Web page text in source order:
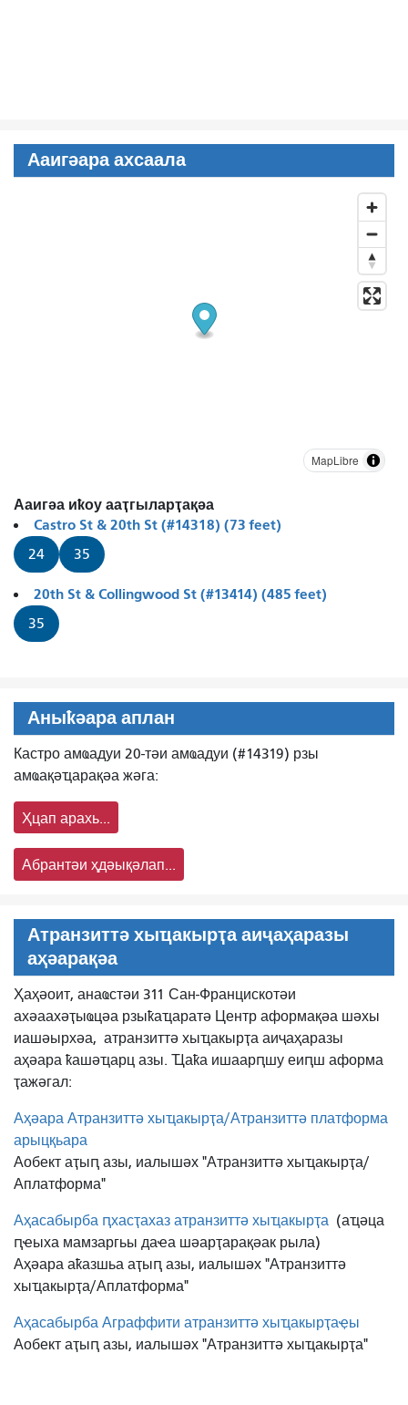
Ааигәара ахсаала
MapLibre
Ааигәа иҟоу ааҭгыларҭақәа
Castro St & 20th St (#14318) (73 feet)
24 35
20th St & Collingwood St (#13414) (485 feet)
35
Аныҟәара аплан
Кастро амҩадуи 20-тәи амҩадуи (#14319) рзы
амҩақәҵарақәа жәга:
Ҳцап арахь...
Абрантәи ҳдәықәлап...
Атранзиттә хыҵакырҭа аиҷаҳаразы
аҳәарақәа
Ҳаҳәоит, анаҩстәи 311 Сан-Францискотәи
ахәаахәҭыҩцәа рзыҟаҵаратә Центр аформақәа шәхы
иашәырхәа, атранзиттә хыҵакырҭа аиҷаҳаразы
аҳәара ҟашәҵарц азы. Ҵаҟа ишаарԥшу еиԥш аформа
ҭажәгал:
Аҳәара Атранзиттә хыҵакырҭа/Атранзиттә платформа
арыцқьара
Аобект аҭыԥ азы, иалышәх "Атранзиттә хыҵакырҭа/
Аплатформа"
Аҳасабырба ԥхасҭахаз атранзиттә хыҵакырҭа (аҵәца
ԥҽыха мамзаргьы даҽа шәарҭарақәак рыла)
Аҳәара аҟазшьа аҭыԥ азы, иалышәх "Атранзиттә
хыҵакырҭа/Аплатформа"
Аҳасабырба Аграффити атранзиттә хыҵакырҭаҿы
Аобект аҭыԥ азы, иалышәх "Атранзиттә хыҵакырҭа"